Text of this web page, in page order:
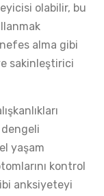
olabilir, bu
alma gibi
sakinleştirici
yaşam
kontrol
anksiyeteyi